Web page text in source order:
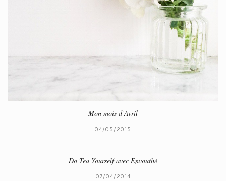
Mon mois d’Avril
04/05/2015
Do Tea Yourself avec Envouthé
07/04/2014